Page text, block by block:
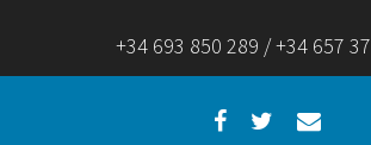
+34 693 850 289 / +34 657